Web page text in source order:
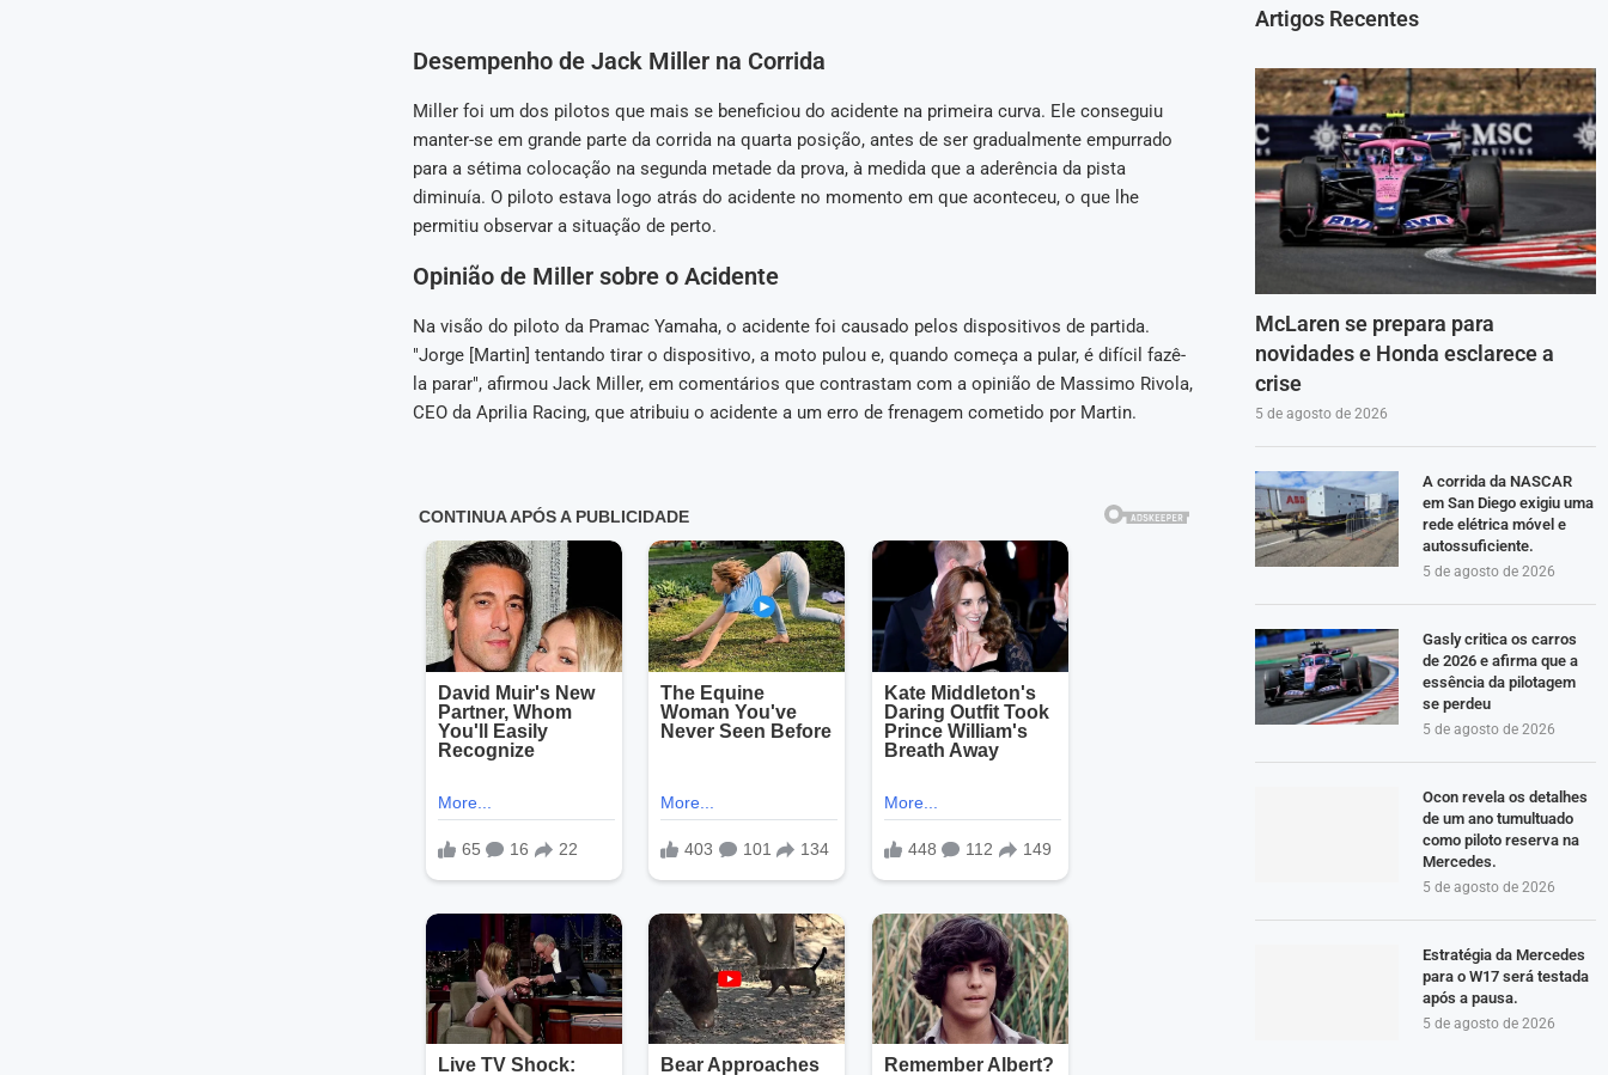
Desempenho de Jack Miller na Corrida
Miller foi um dos pilotos que mais se beneficiou do acidente na primeira curva. Ele conseguiu
manter-se em grande parte da corrida na quarta posição, antes de ser gradualmente empurrado
para a sétima colocação na segunda metade da prova, à medida que a aderência da pista
diminuía. O piloto estava logo atrás do acidente no momento em que aconteceu, o que lhe
permitiu observar a situação de perto.
Opinião de Miller sobre o Acidente
Na visão do piloto da Pramac Yamaha, o acidente foi causado pelos dispositivos de partida.
"Jorge [Martin] tentando tirar o dispositivo, a moto pulou e, quando começa a pular, é difícil fazê-
la parar", afirmou Jack Miller, em comentários que contrastam com a opinião de Massimo Rivola,
CEO da Aprilia Racing, que atribuiu o acidente a um erro de frenagem cometido por Martin.
Artigos Recentes
McLaren se prepara para
novidades e Honda esclarece a
crise
5 de agosto de 2026
A corrida da NASCAR
em San Diego exigiu uma
rede elétrica móvel e
autossuficiente.
5 de agosto de 2026
Gasly critica os carros
de 2026 e afirma que a
essência da pilotagem
se perdeu
5 de agosto de 2026
Ocon revela os detalhes
de um ano tumultuado
como piloto reserva na
Mercedes.
5 de agosto de 2026
Estratégia da Mercedes
para o W17 será testada
após a pausa.
5 de agosto de 2026